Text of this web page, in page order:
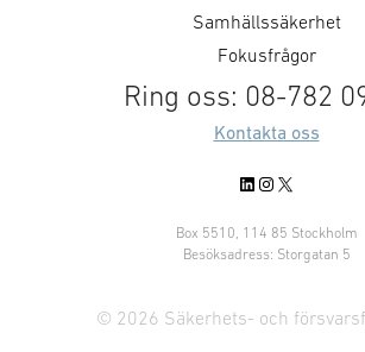
Samhällssäkerhet
Fokusfrågor
Ring oss: 08-782
Kontakta oss
LinkedIn
Instagram
X
Box 5510, 114 85 Stockholm
Besöksadress: Storgatan 5
© 2026 Säkerhets- och